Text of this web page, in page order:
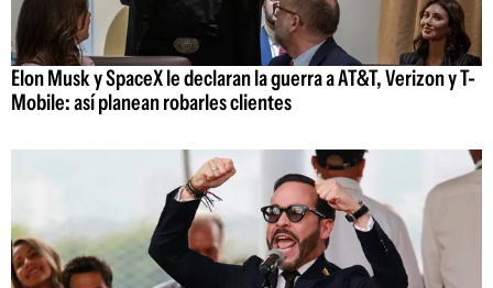
Elon Musk y SpaceX le declaran la guerra a AT&T, Verizon y T-
Mobile: así planean robarles clientes